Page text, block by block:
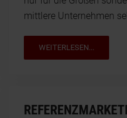
mittlere Unternehmen
WEITERLESEN...